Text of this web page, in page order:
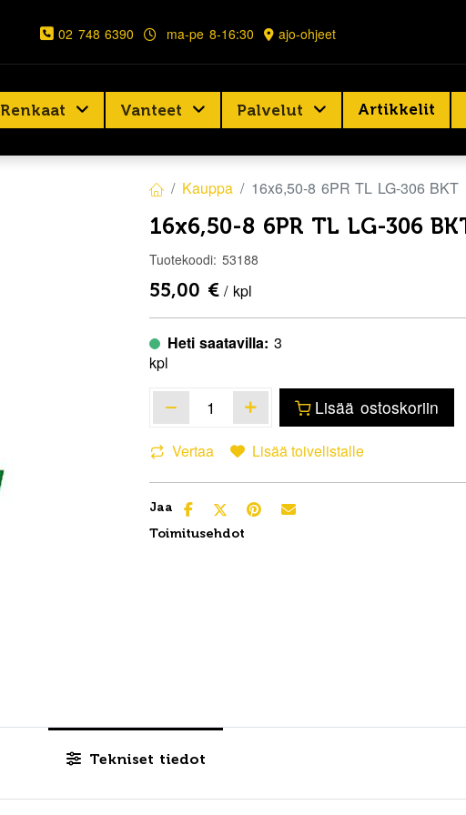
02 748 6390 ma-pe 8-16:30 ajo-ohjeet
Renkaat Vanteet Palvelut Artikkelit
Kauppa 16x6,50-8 6PR TL LG-306 BKT
16x6,50-8 6PR TL LG-306
Tuotekoodi: 53188
55,00 € / kpl
Heti saatavilla: 3
kpl
Lisää ostoskoriin
Vertaa Lisää toivelistalle
Jaa
Toimitusehdot
Tekniset tiedot